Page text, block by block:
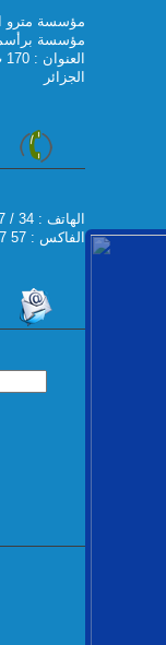
مؤسسة مترو
مؤسسة برأسمال
الجزائر
021 66 17 47 / 34 : الهاتف
الفاكس : 57 17 66 021